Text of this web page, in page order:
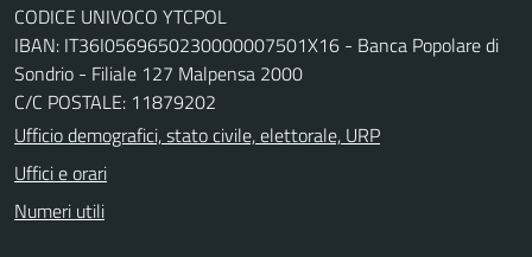
CODICE UNIVOCO YTCPOL
IBAN: IT36I0569650230000007501X16 - Banca Popolare di
Sondrio - Filiale 127 Malpensa 2000
C/C POSTALE: 11879202
Ufficio demografici, stato civile, elettorale, URP
Uffici e orari
Numeri utili